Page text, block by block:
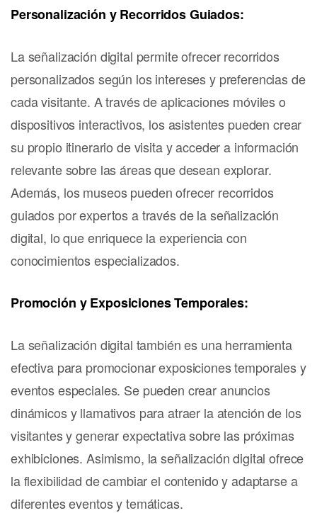
Personalización y Recorridos Guiados:
La señalización digital permite ofrecer recorridos
personalizados según los intereses y preferencias de
cada visitante. A través de aplicaciones móviles o
dispositivos interactivos, los asistentes pueden crear
su propio itinerario de visita y acceder a información
relevante sobre las áreas que desean explorar.
Además, los museos pueden ofrecer recorridos
guiados por expertos a través de la señalización
digital, lo que enriquece la experiencia con
conocimientos especializados.
Promoción y Exposiciones Temporales:
La señalización digital también es una herramienta
efectiva para promocionar exposiciones temporales y
eventos especiales. Se pueden crear anuncios
dinámicos y llamativos para atraer la atención de los
visitantes y generar expectativa sobre las próximas
exhibiciones. Asimismo, la señalización digital ofrece
la flexibilidad de cambiar el contenido y adaptarse a
diferentes eventos y temáticas.